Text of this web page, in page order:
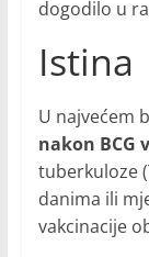
dogodilo u
Istina
U najvećem
nakon BCG
tuberkuloze
danima ili
vakcinacije